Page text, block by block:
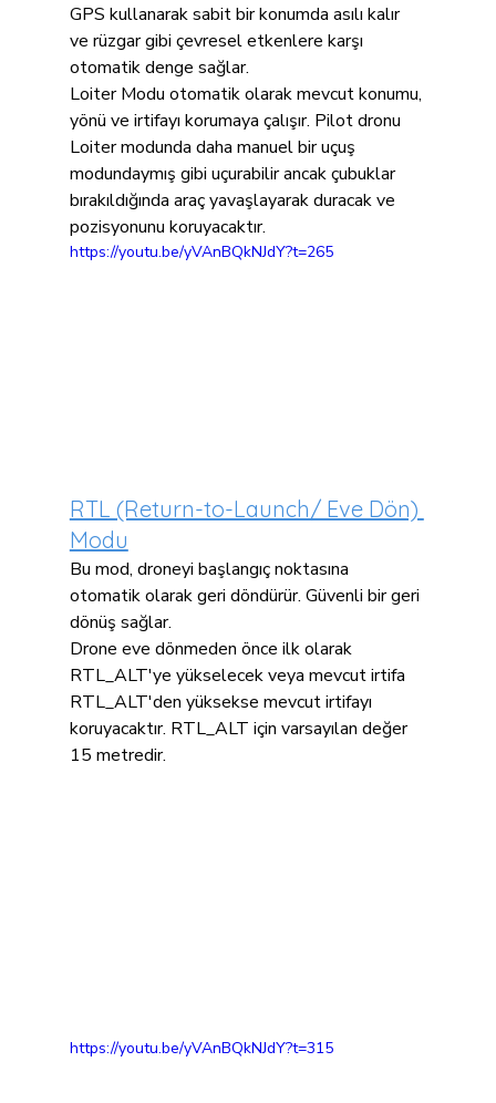
GPS kullanarak sabit bir konumda asılı kalır
ve rüzgar gibi çevresel etkenlere karşı
otomatik denge sağlar.
Loiter Modu otomatik olarak mevcut konumu,
yönü ve irtifayı korumaya çalışır. Pilot dronu
Loiter modunda daha manuel bir uçuş
modundaymış gibi uçurabilir ancak çubuklar
bırakıldığında araç yavaşlayarak duracak ve
pozisyonunu koruyacaktır.
https://youtu.be/yVAnBQkNJdY?t=265
RTL (Return-to-Launch/ Eve Dön)
Modu
Bu mod, droneyi başlangıç noktasına
otomatik olarak geri döndürür. Güvenli bir geri
dönüş sağlar.
Drone eve dönmeden önce ilk olarak
RTL_ALT'ye yükselecek veya mevcut irtifa
RTL_ALT'den yüksekse mevcut irtifayı
koruyacaktır. RTL_ALT için varsayılan değer
15 metredir.
https://youtu.be/yVAnBQkNJdY?t=315